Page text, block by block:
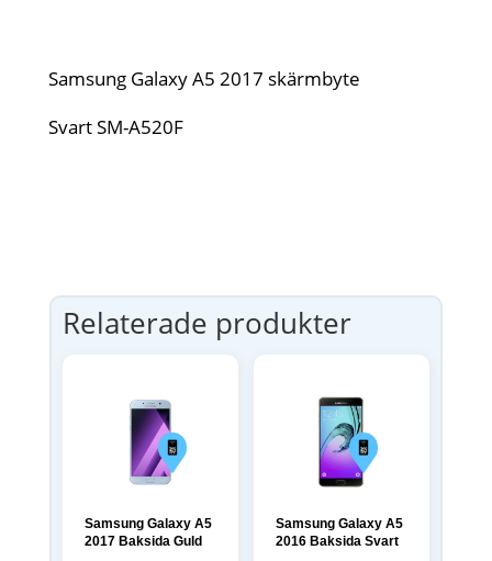
Samsung Galaxy A5 2017 skärmbyte
Svart SM-A520F
Relaterade produkter
Samsung Galaxy A5
2017 Baksida Guld
Samsung Galaxy A5
2016 Baksida Svart